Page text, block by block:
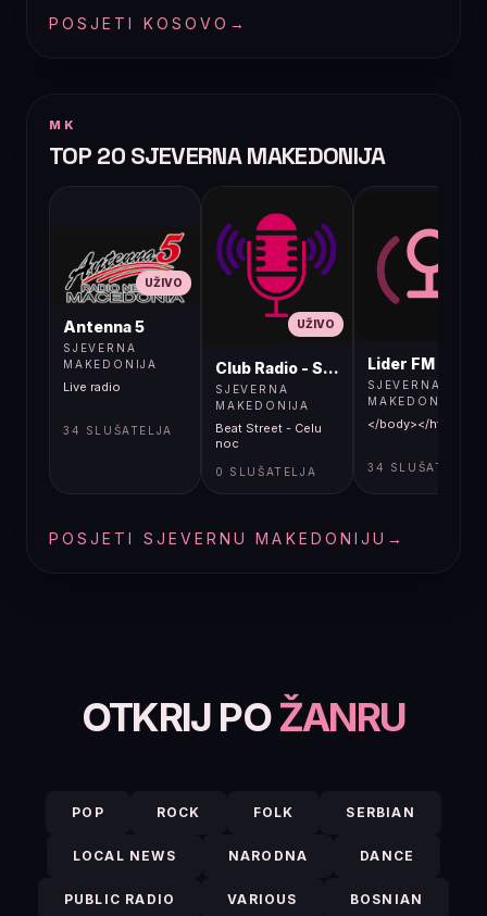
POSJETI KOSOVO →
MK
TOP 20 SJEVERNA MAKEDONIJA
UŽIVO
Antenna 5
SJEVERNA
MAKEDONIJA
Live radio
34 SLUŠATELJA
UŽIVO
Club Radio - Skopje, Mcedonia
SJEVERNA
MAKEDONIJA
Beat Street - Celu
noc
0 SLUŠATELJA
Lider FM 107,4
SJEVERNA
MAKEDONIJA
</body></html>
34 SLUŠATELJA
POSJETI SJEVERNU MAKEDONIJU →
OTKRIJ POŽANRU
POP ROCK FOLK SERBIAN
LOCAL NEWS NARODNA DANCE
PUBLIC RADIO VARIOUS BOSNIAN